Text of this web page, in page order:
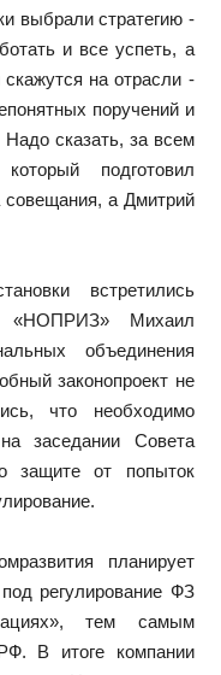
выбрали стратегию -
и все успеть, а
на отрасли -
поручений и
Надо сказать, за всем
подготовил
совещания, а Дмитрий
встретились
«НОПРИЗ» Михаил
объединения
законопроект не
что необходимо
заседании Совета
защите от попыток
планирует
регулирование ФЗ
тем самым
В итоге компании